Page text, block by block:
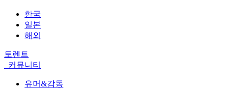
한국
일본
해외
토렌트
커뮤니티
유머&감동